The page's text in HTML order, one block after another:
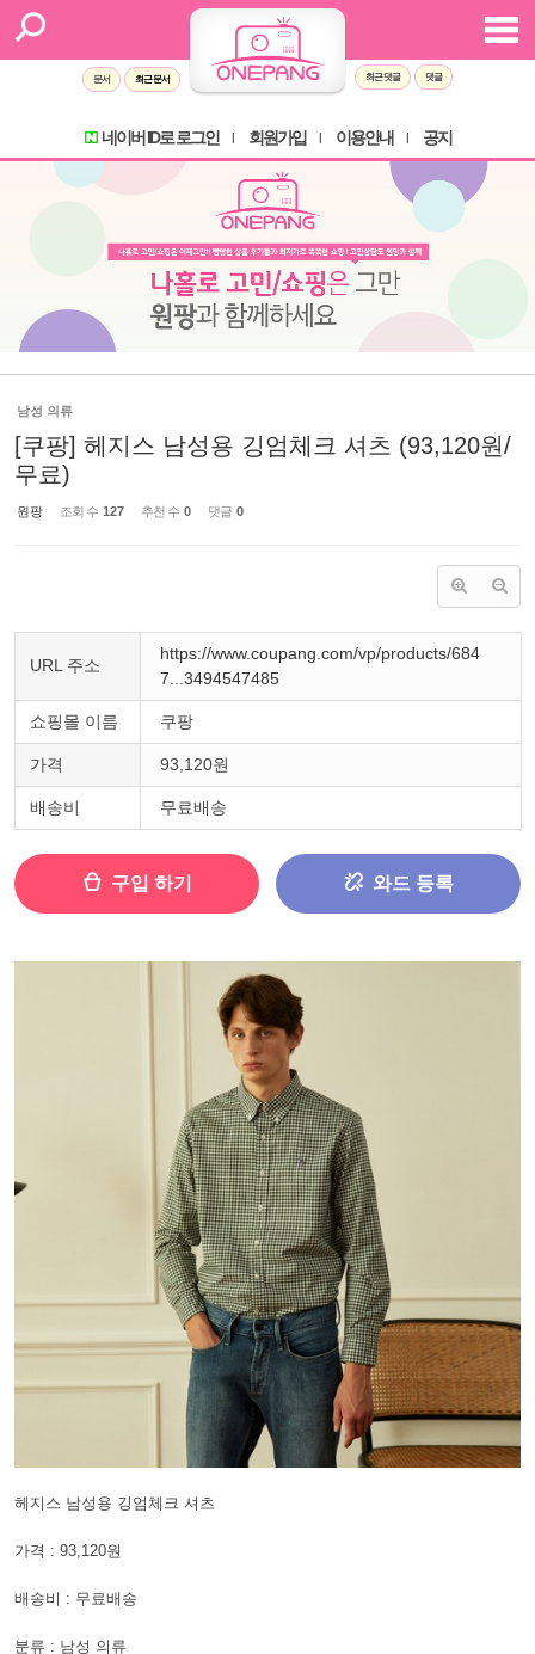
문서 최근 문서 최근 댓글 댓글
네이버 ID로 로그인 회원가입 이용안내 공지
남성 의류
[쿠팡] 헤지스 남성용 깅엄체크 셔츠 (93,120원/
무료)
원팡 조회 수 127 추천 수 0 댓글 0
URL 주소
https://www.coupang.com/vp/products/684
7...3494547485
쇼핑몰 이름 쿠팡
가격 93,120원
배송비 무료배송
구입 하기 와드 등록
헤지스 남성용 깅엄체크 셔츠
가격 : 93,120원
배송비 : 무료배송
분류 : 남성 의류